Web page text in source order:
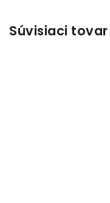
Súvisiaci tovar